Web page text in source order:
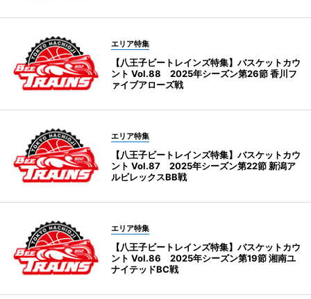
エリア特集
【八王子ビートレインズ特集】バスケットカウ
ント Vol.88 2025年シーズン第26節 香川フ
ァイブアローズ戦
エリア特集
【八王子ビートレインズ特集】バスケットカウ
ント Vol.87 2025年シーズン第22節 新潟ア
ルビレックスBB戦
エリア特集
【八王子ビートレインズ特集】バスケットカウ
ント Vol.86 2025年シーズン第19節 湘南ユ
ナイテッドBC戦